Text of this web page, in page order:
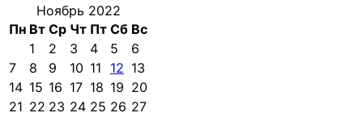
Ноябрь 2022
Пн Вт Ср Чт Пт Сб Вс
1
2 3 4 5
6
7
8 9 10 11 12 13
14 15 16 17 18 19 20
21 22 23 24 25 26 27